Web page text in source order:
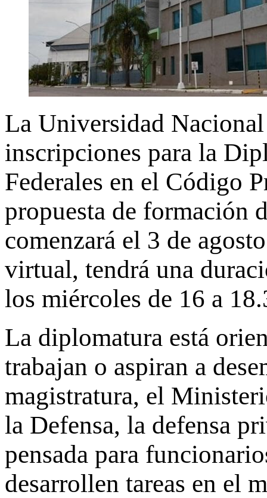
La Universidad
inscripciones para la
Federales en el Código
propuesta de formación
comenzará el 3 de
virtual, tendrá una
los miércoles de 16 a
La diplomatura está
trabajan o aspiran a
magistratura, el
la Defensa, la defensa
pensada para
desarrollen tareas en el